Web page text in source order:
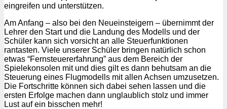
eingreifen und unterstützen.
Am Anfang – also bei den Neueinsteigern – übernimmt der
Lehrer den Start und die Landung des Modells und der
Schüler kann sich vorsicht an alle Steuerfunktionen
rantasten. Viele unserer Schüler bringen natürlich schon
etwas “Fernsteuererfahrung” aus dem Bereich der
Spielekonsolen mit und dies gilt es dann behutsam an die
Steuerung eines Flugmodells mit allen Achsen umzusetzen.
Die Fortschritte können sich dabei sehen lassen und die
ersten Erfolge machen dann unglaublich stolz und immer
Lust auf ein bisschen mehr!